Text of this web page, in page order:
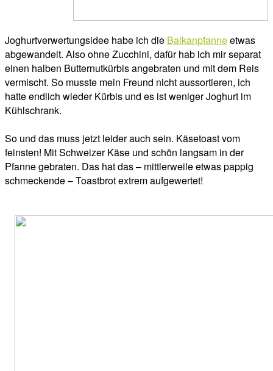
Joghurtverwertungsidee habe ich die Balkanpfanneetwas
abgewandelt. Also ohne Zucchini, dafür hab ich mir separat
einen halben Butternutkürbis angebraten und mit dem Reis
vermischt. So musste mein Freund nicht aussortieren, ich
hatte endlich wieder Kürbis und es ist weniger Joghurt im
Kühlschrank.
So und das muss jetzt leider auch sein. Käsetoast vom
feinsten! Mit Schweizer Käse und schön langsam in der
Pfanne gebraten. Das hat das – mittlerweile etwas pappig
schmeckende – Toastbrot extrem aufgewertet!